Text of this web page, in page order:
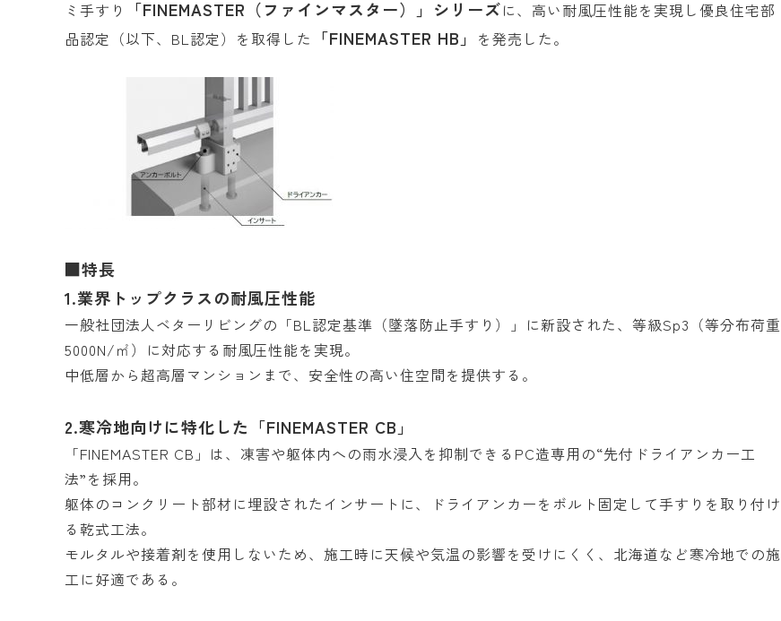
ミ手すり
「FINEMASTER（ファインマスター）」シリーズに、高い耐風圧性能を実現し優良住宅部
品認定（以下、BL認定）を取得した 「FINEMASTER HB」 を発売した。
■特長
1.業界トップクラスの耐風圧性能
一般社団法人ベターリビングの「BL認定基準（墜落防止手すり）」に新設された、等級Sp3（等分布荷重
5000N/㎡）に対応する耐風圧性能を実現。
中低層から超高層マンションまで、安全性の高い住空間を提供する。
2.寒冷地向けに特化した「FINEMASTER CB」
「FINEMASTER CB」は、凍害や躯体内への雨水浸入を抑制できるPC造専用の“先付ドライアンカー工
法”を採用。
躯体のコンクリート部材に埋設されたインサートに、ドライアンカーをボルト固定して手すりを取り付け
る乾式工法。
モルタルや接着剤を使用しないため、施工時に天候や気温の影響を受けにくく、北海道など寒冷地での施
工に好適である。